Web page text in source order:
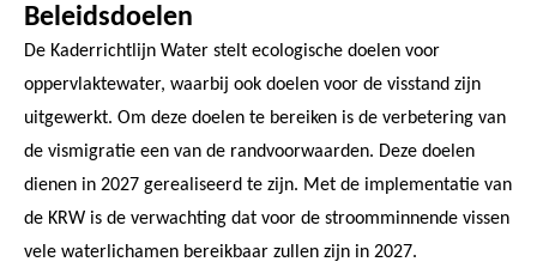
Beleidsdoelen
De Kaderrichtlijn Water stelt ecologische doelen voor
oppervlaktewater, waarbij ook doelen voor de visstand zijn
uitgewerkt. Om deze doelen te bereiken is de verbetering van
de vismigratie een van de randvoorwaarden. Deze doelen
dienen in 2027 gerealiseerd te zijn. Met de implementatie van
de KRW is de verwachting dat voor de stroomminnende vissen
vele waterlichamen bereikbaar zullen zijn in 2027.